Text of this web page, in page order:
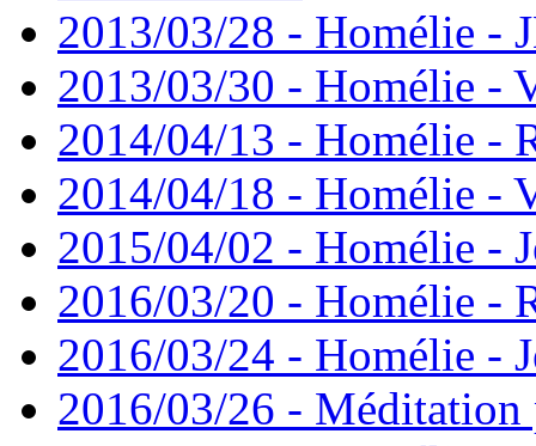
2013/03/28 - Homélie -
2013/03/30 - Homélie -
2014/04/13 - Homélie -
2014/04/18 - Homélie -
2015/04/02 - Homélie -
2016/03/20 - Homélie -
2016/03/24 - Homélie -
2016/03/26 - Méditation